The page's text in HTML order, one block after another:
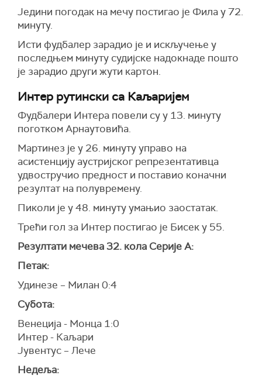
Једини погодак на мечу постигао је Фила у 72.
минуту.
Исти фудбалер зарадио је и искључење у
последњем минуту судијске надокнаде пошто
је зарадио други жути картон.
Интер рутински са Каљаријем
Фудбалери Интера повели су у 13. минуту
поготком Арнаутовића.
Мартинез је у 26. минуту управо на
асистенцију аустријског репрезентативца
удвостручио предност и поставио коначни
резултат на полувремену.
Пиколи је у 48. минуту умањио заостатак.
Трећи гол за Интер постигао је Бисек у 55.
Резултати мечева 32. кола Серије А:
Петак:
Удинезе – Милан 0:4
Субота:
Венеција - Монца 1:0
Интер - Каљари
Јувентус – Лече
Недеља: